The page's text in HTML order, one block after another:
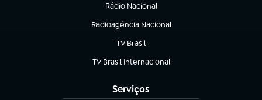
Rádio Nacional
(abre em nova aba)
Radioagência Nacional
(abre em nova aba)
TV Brasil
(abre em nova aba)
TV Brasil Internacional
(abre em nova aba)
Serviços